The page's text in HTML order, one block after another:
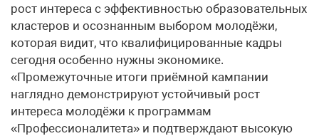
рост интереса с эффективностью образовательных
кластеров и осознанным выбором молодёжи,
которая видит, что квалифицированные кадры
сегодня особенно нужны экономике.
«Промежуточные итоги приёмной кампании
наглядно демонстрируют устойчивый рост
интереса молодёжи к программам
«Профессионалитета» и подтверждают высокую